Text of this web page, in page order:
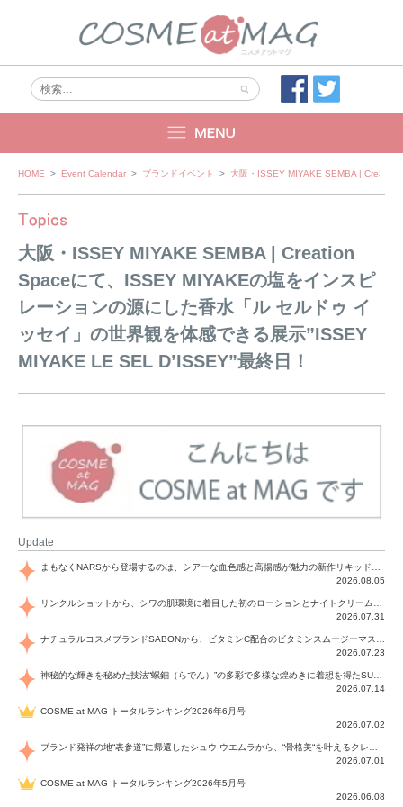
Skip
HOME > Event Calendar > ブランドイベント > 大阪・ISSEY MIYAKE SEMBA | Creation
大阪・ISSEY MIYAKE SEMBA | Creation
Spaceにて、ISSEY MIYAKEの塩をインスピ
レーションの源にした香水「ル セルドゥ イ
ッセイ」の世界観を体感できる展示”ISSEY
MIYAKE LE SEL D’ISSEY”最終日！
Update
まもなくNARSから登場するのは、シアーな血色感と高揚感が魅力の新作リキッドブラッシュ「インセイシャブル リキッドブラッシュ」と、ゴールデンアワーに染まる空にインスピレーションを得た「アフターグロー リップシャイン」の新色！夏をハックして！
2026.08.05
リンクルショットから、シワの肌環境に着目した初のローションとナイトクリームが登場！デイリーケアで、シワ特有の肌環境を改善し、シワが目立たない肌へと導きます。
2026.07.31
ナチュラルコスメブランドSABONから、ビタミンC配合のビタミンスムージーマスク「ラディアンスマスク」と、ペパーミントにオーガニックハーブを凝縮したジェルの涼感トリートメント美容液「スカルプセラム リフレッシング」が登場！日々のデイリーケアで、過酷な猛暑で疲れた肌や頭皮をサポート、心地よくリフレッシュし、優しく肌を整えます。
2026.07.23
神秘的な輝きを秘めた技法“螺鈿（らでん）”の多彩で多様な煌めきに着想を得たSUQQUの2026 秋 カラーコレクションから登場するのは、艶然と輝くアイシャドウや偏光パールを配したフェイスカラー、繊細なパールの煌めくネイル、そしてそれらを際立てる“朧げな艶”を秘めた新リクイドリップ「ブラー リクイド リップ」。強さを秘めたまろやかな洗練の表情に。
2026.07.14
COSME at MAG トータルランキング2026年6月号
2026.07.02
ブランド発祥の地“表参道”に帰還したシュウ ウエムラから、“骨格美“を叶えるクレヨンタイプのフェイスカラー「スカルプト クレヨン」と、ブランド初のリノベーションで進化した名品アイブロウ「ハード フォーミュラ ハード 10」が登場！
2026.07.01
COSME at MAG トータルランキング2026年5月号
2026.06.08